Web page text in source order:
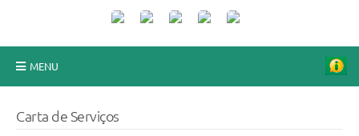
MENU
Carta de Serviços